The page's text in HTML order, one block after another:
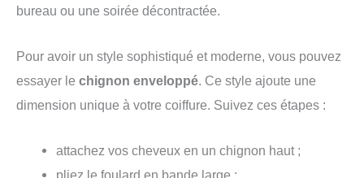
bureau ou une soirée décontractée.
Pour avoir un style sophistiqué et moderne, vous pouvez
essayer le chignon enveloppé. Ce style ajoute une
dimension unique à votre coiffure. Suivez ces étapes :
attachez vos cheveux en un chignon haut ;
pliez le foulard en bande large ;